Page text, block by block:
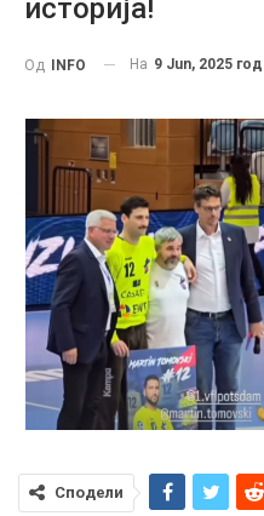
историја!
Од INFO На 9 Jun, 2025
Сподели